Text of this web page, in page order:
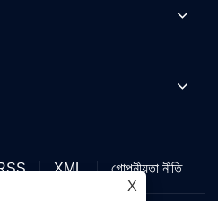
XML গোপনীয়তা নীতি
X